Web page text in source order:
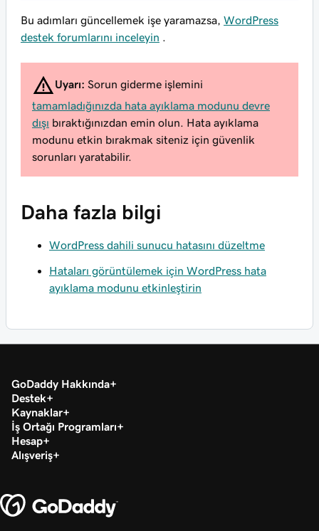
Bu adımları güncellemek işe yaramazsa, WordPress
destek forumlarını inceleyin
Uyarı: Sorun giderme işlemini
tamamladığınızda hata ayıklama modunu devre
dışı bıraktığınızdan emin olun. Hata ayıklama
modunu etkin bırakmak siteniz için güvenlik
sorunları yaratabilir.
Daha fazla bilgi
WordPress dahili sunucu hatasını düzeltme
Hataları görüntülemek için WordPress hata
ayıklama modunu etkinleştirin
GoDaddy Hakkında
Destek
Kaynaklar
İş Ortağı Programları
Hesap
Alışveriş